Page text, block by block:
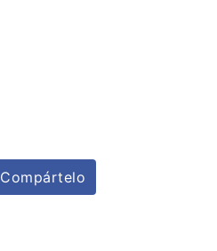
Compártelo